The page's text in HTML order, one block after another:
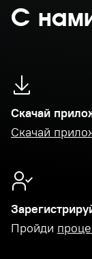
С
Скачай
Скачай
Пройди